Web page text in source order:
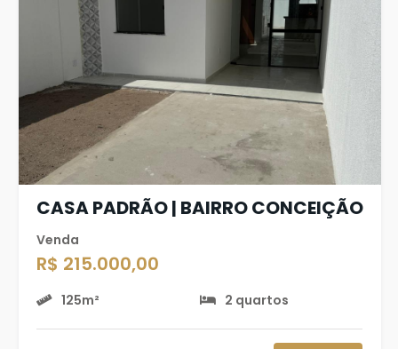
CASA PADRÃO | BAIRRO CONCEIÇÃO
Venda
R$ 215.000,00
125m² 2 quartos